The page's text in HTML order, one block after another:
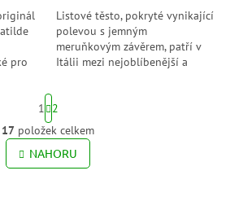
pro
Listové těsto, pokryté vynikající
polevou s jemným
meruňkovým závěrem, patří v
Itálii mezi nejoblíbenější a
přestávku během...
O
v
l
S
t
r
á
n
k
1
2
17 položek celkem
NAHORU